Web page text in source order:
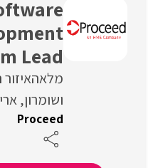
Lead
מלאה
ושומרון
Proceed‏